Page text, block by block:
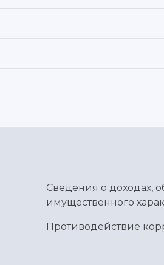
Сведения о доходах,
имущественного
Противодействие